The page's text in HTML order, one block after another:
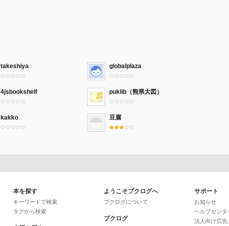
takeshiya globalplaza
4jsbookshelf puklib（熊県大図）
kakko 豆腐
本を探す
キーワードで検索
タグから検索
ようこそブクログへ
ブクログについて
ブクログ
サポート
お知らせ
ヘルプセンタ
法人向け広告